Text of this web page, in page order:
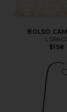
BOLSO
$158